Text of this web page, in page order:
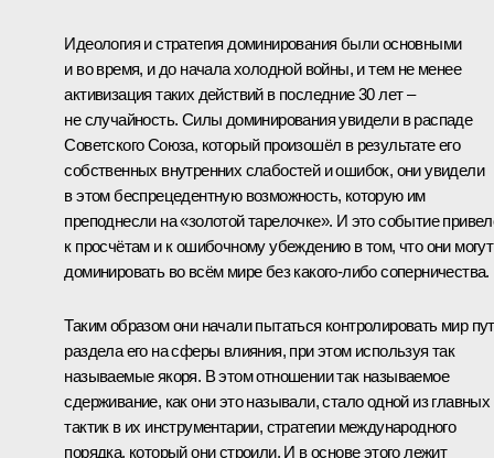
Идеология и стратегия доминирования были основными
и во время, и до начала холодной войны, и тем не менее
активизация таких действий в последние 30 лет –
не случайность. Силы доминирования увидели в распаде
Советского Союза, который произошёл в результате его
собственных внутренних слабостей и ошибок, они увидели
в этом беспрецедентную возможность, которую им
преподнесли на «золотой тарелочке». И это событие
к просчётам и к ошибочному убеждению в том, что они могут
доминировать во всём мире без какого-либо соперничества.
Таким образом они начали пытаться контролировать мир
раздела его на сферы влияния, при этом используя так
называемые якоря. В этом отношении так называемое
сдерживание, как они это называли, стало одной из главных
тактик в их инструментарии, стратегии международного
порядка, который они строили. И в основе этого лежит